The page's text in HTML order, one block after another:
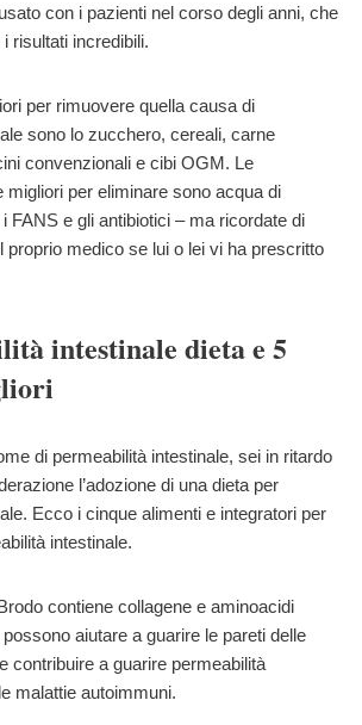
con i pazienti nel corso degli anni, che
risultati incredibili.
per rimuovere quella causa di
sono lo zucchero, cereali, carne
convenzionali e cibi OGM. Le
per eliminare sono acqua di
FANS e gli antibiotici – ma ricordate di
proprio medico se lui o lei vi ha prescritto
intestinale dieta e 5
di permeabilità intestinale, sei in ritardo
l’adozione di una dieta per
Ecco i cinque alimenti e integratori per
intestinale.
contiene collagene e aminoacidi
aiutare a guarire le pareti delle
contribuire a guarire permeabilità
malattie autoimmuni.